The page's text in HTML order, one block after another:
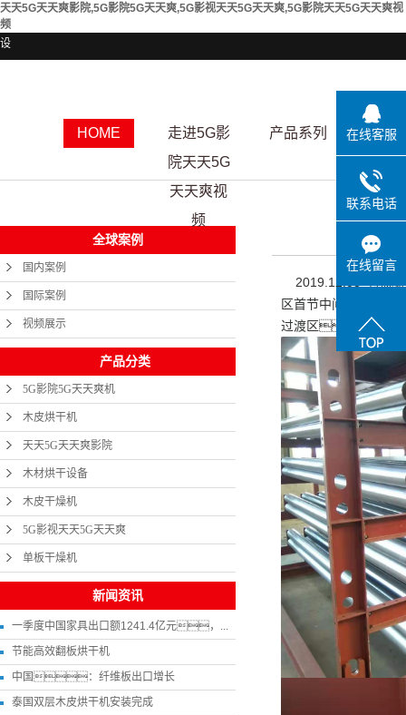
天天5G天天爽影院,5G影院5G天天爽,5G影视天天5G天天爽,5G影院天天5G天天爽视
频
HOME
走进5G影
院天天5G
天天爽视
频
产品系列 资质
全球案例
国内案例
国际案例
视频展示
产品分类
5G影院5G天天爽机
木皮烘干机
天天5G天天爽影院
木材烘干设备
木皮干燥机
5G影视天天5G天天爽
单板干燥机
新闻资讯
一季度中国家具出口额1241.4亿元，...
节能高效翻板烘干机
中国：纤维板出口增长
泰国双层木皮烘干机安装完成
2019.12.03 拉脱维
区首节中间加了约1米
过渡区，8排
在线客服
联系电话
在线留言